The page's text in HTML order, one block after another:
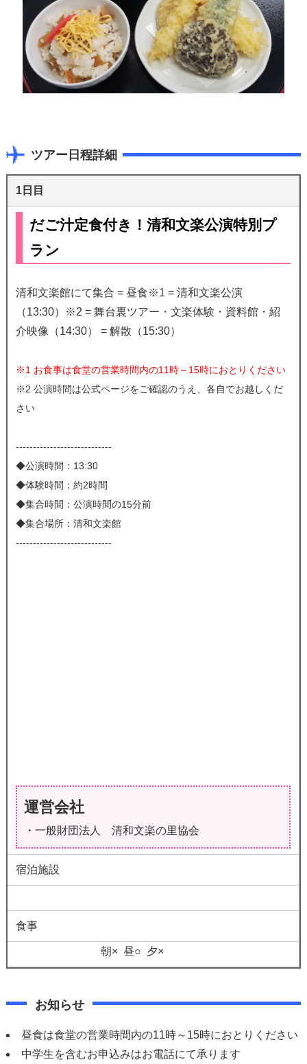
ツアー日程詳細
1日目
だご汁定食付き！清和文楽公演特別プ
ラン
清和文楽館にて集合 = 昼食※1 = 清和文楽公演
（13:30）※2 = 舞台裏ツアー・文楽体験・資料館・紹
介映像（14:30） = 解散（15:30）
※1 お食事は食堂の営業時間内の11時～15時におとりください
※2 公演時間は公式ページをご確認のうえ、各自でお越しくだ
さい
----------------------------
◆公演時間：13:30
◆体験時間：約2時間
◆集合時間：公演時間の15分前
◆集合場所：清和文楽館
----------------------------
運営会社
・一般財団法人 清和文楽の里協会
宿泊施設
食事
朝× 昼○ 夕×
お知らせ
昼食は食堂の営業時間内の11時～15時におとりください
中学生を含むお申込みはお電話にて承ります